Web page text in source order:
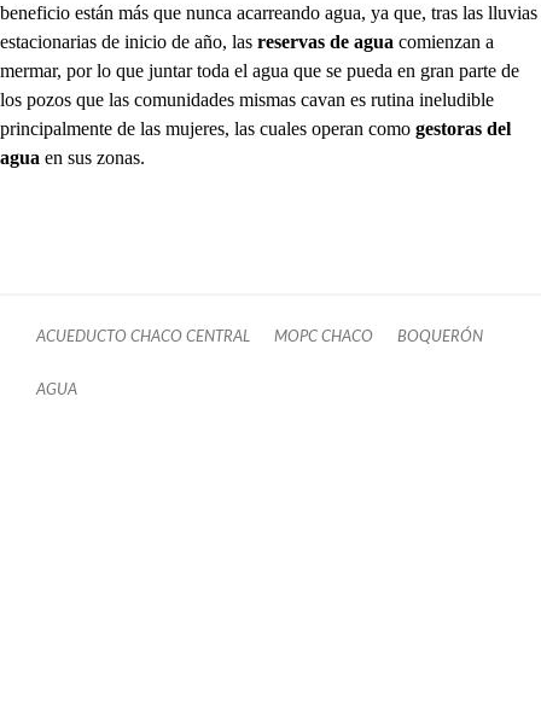
beneficio están más que nunca acarreando agua, ya que, tras las lluvias
estacionarias de inicio de año, las reservas de agua comienzan a
mermar, por lo que juntar toda el agua que se pueda en gran parte de
los pozos que las comunidades mismas cavan es rutina ineludible
principalmente de las mujeres, las cuales operan como gestoras del
agua en sus zonas.
ACUEDUCTO CHACO CENTRAL MOPC CHACO BOQUERÓN
AGUA